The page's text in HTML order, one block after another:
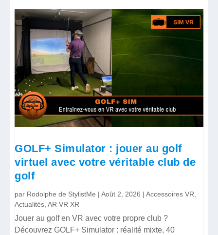
GOLF+ Simulator : jouer au golf
virtuel avec votre véritable club de
golf
par Rodolphe de StylistMe |Août 2, 2026 |Accessoires VR
Actualités ,AR VR XR
Jouer au golf en VR avec votre propre club ?
Découvrez GOLF+ Simulator : réalité mixte, 40